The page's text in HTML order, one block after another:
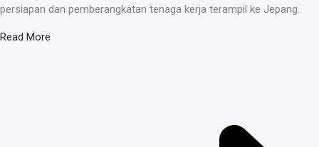
persiapan dan pemberangkatan tenaga kerja terampil ke Jepang.
Read More